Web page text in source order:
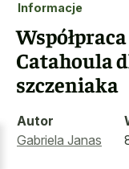
Informacje
Catahoula
szczeniaka
Autor
Gabriela Janas